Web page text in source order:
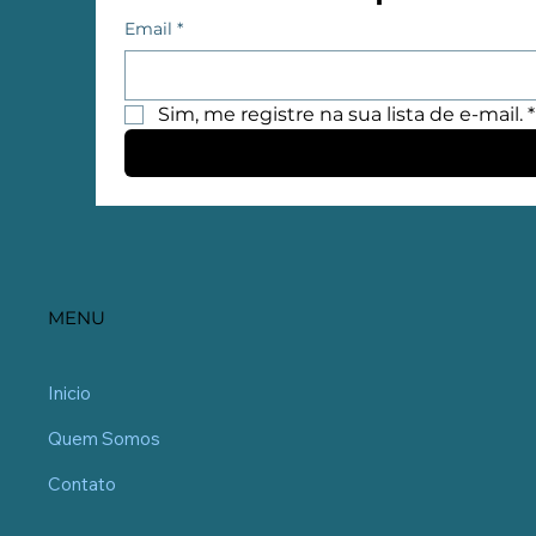
Email *
Sim, me registre na sua lista de e-mail. *
MENU
Inicio
Quem Somos
Contato